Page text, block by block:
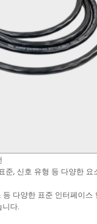
, 신호 유형 등 다양한
다양한 표준 인터페이
다.